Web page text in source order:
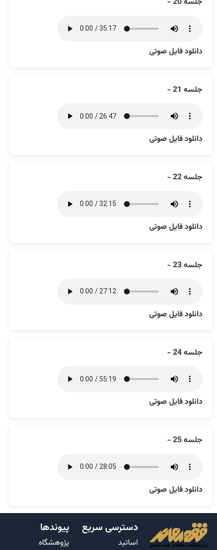
دانلود فایل صوتی
جلسه 21 -
دانلود فایل صوتی
جلسه 22 -
دانلود فایل صوتی
جلسه 23 -
دانلود فایل صوتی
جلسه 24 -
دانلود فایل صوتی
جلسه 25 -
دانلود فایل صوتی
دسترسی سریع
اساتید
پیوندها
پژوهشگاه